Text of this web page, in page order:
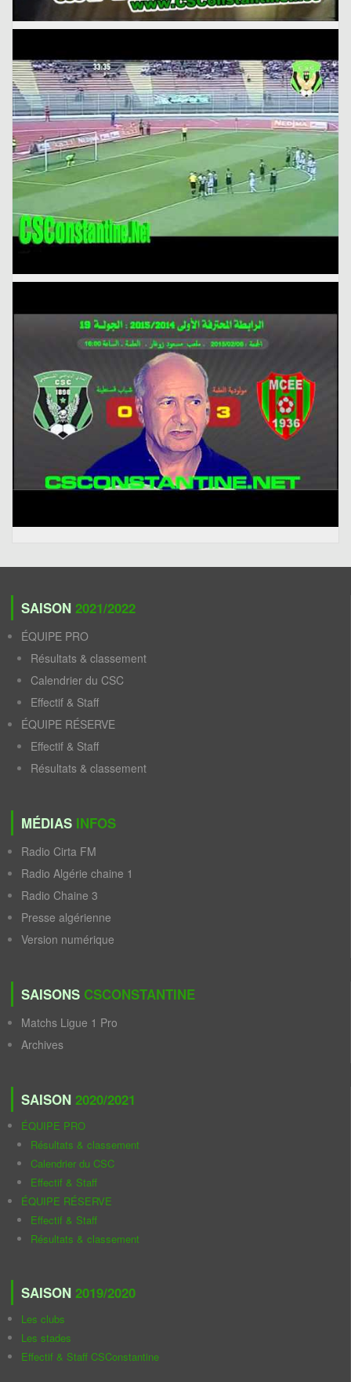
SAISON 2021/2022
ÉQUIPE PRO
Résultats & classement
Calendrier du CSC
Effectif & Staff
ÉQUIPE RÉSERVE
Effectif & Staff
Résultats & classement
MÉDIAS INFOS
Radio Cirta FM
Radio Algérie chaine 1
Radio Chaine 3
Presse algérienne
Version numérique
SAISONS CSCONSTANTINE
Matchs Ligue 1 Pro
Archives
SAISON 2020/2021
ÉQUIPE PRO
Résultats & classement
Calendrier du CSC
Effectif & Staff
ÉQUIPE RÉSERVE
Effectif & Staff
Résultats & classement
SAISON 2019/2020
Les clubs
Les stades
Effectif & Staff CSConstantine